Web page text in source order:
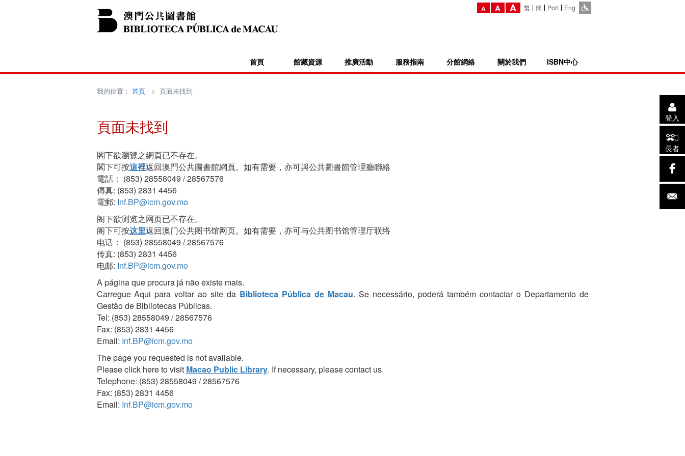
A A A 繁 簡 Port Eng
首頁 館藏資源 推廣活動 服務指南 分館網絡 關於我們 ISBN中心
登入
長者
我的位置： 首頁> 頁面未找到
頁面未找到
閣下欲瀏覽之網頁已不存在。
閣下可按這裡返回澳門公共圖書館網頁。如有需要，亦可與公共圖書館管理廳聯絡
電話： (853) 28558049 / 28567576
傳真: (853) 2831 4456
電郵: Inf.BP@icm.gov.mo
阁下欲浏览之网页已不存在。
阁下可按这里返回澳门公共图书馆网页。如有需要，亦可与公共图书馆管理厅联络
电话： (853) 28558049 / 28567576
传真: (853) 2831 4456
电邮: Inf.BP@icm.gov.mo
A página que procura já não existe mais.
Carregue Aqui para voltar ao site da Biblioteca Pública de Macau. Se necessário, poderá também contactar o Departamento de
Gestão de Bibliotecas Públicas.
Tel: (853) 28558049 / 28567576
Fax: (853) 2831 4456
Email: Inf.BP@icm.gov.mo
The page you requested is not available.
Please click here to visit Macao Public Library. If necessary, please contact us.
Telephone: (853) 28558049 / 28567576
Fax: (853) 2831 4456
Email: Inf.BP@icm.gov.mo